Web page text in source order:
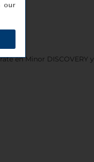
en Minor DISCOVERY y
our